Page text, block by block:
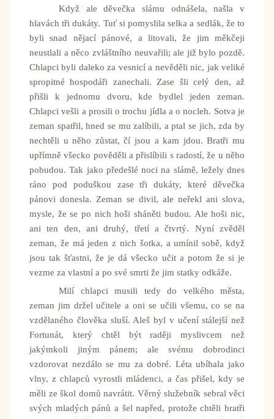
Když ale děvečka slámu odnášela, našla v
hlavách tři dukáty. Tuť si pomyslila selka a sedlák, že to
byli snad nějací pánové, a litovali, že jim měkčeji
neustlali a něco zvláštního neuvařili; ale již bylo pozdě.
Chlapci byli daleko za vesnicí a nevěděli nic, jak veliké
spropitné hospodáři zanechali. Zase šli celý den, až
přišli k jednomu dvoru, kde bydlel jeden zeman.
Chlapci vešli a prosili o trochu jídla a o nocleh. Sotva je
zeman spatřil, hned se mu zalíbili, a ptal se jich, zda by
nechtěli u něho zůstat, čí jsou a kam jdou. Bratři mu
upřímně všecko pověděli a přislíbili s radostí, že u něho
pobudou. Tak jako předešlé noci na slámě, ležely dnes
ráno pod poduškou zase tři dukáty, které děvečka
pánovi donesla. Zeman se divil, ale neřekl ani slova,
mysle, že se po nich hoši sháněti budou. Ale hoši nic,
ani ten den, ani druhý, třetí a čtvrtý. Nyní zvěděl
zeman, že má jeden z nich šotka, a umínil sobě, když
jsou tak šťastni, že je dá všecko učit a potom že si je
vezme za vlastní a po své smrti že jim statky odkáže.
Milí chlapci musili tedy do velkého města,
zeman jim držel učitele a oni se učili všemu, co se na
vzdělaného člověka sluší. Aleš byl v učení stálejší než
Fortunát, který chtěl být raději myslivcem než
jakýmkoli jiným pánem; ale svému dobrodinci
vzdorovat nezdálo se mu za dobré. Léta ubíhala jako
vlny, z chlapců vyrostli mládenci, a čas přišel, kdy se
měli ze škol domů navrátit. Věrný služebník sebral věci
svých mladých pánů a šel napřed, protože chtěli bratři